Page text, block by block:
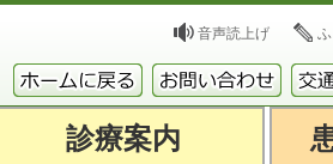
音声読上げ
診療案内